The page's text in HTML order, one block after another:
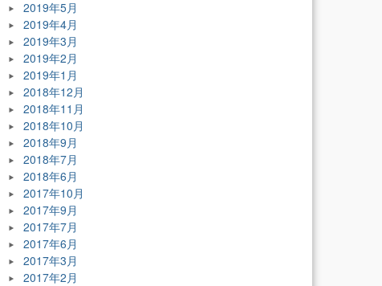
2019年5月
2019年4月
2019年3月
2019年2月
2019年1月
2018年12月
2018年11月
2018年10月
2018年9月
2018年7月
2018年6月
2017年10月
2017年9月
2017年7月
2017年6月
2017年3月
2017年2月